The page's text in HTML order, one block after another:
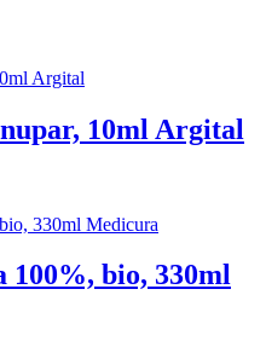
10ml Argital
100%, bio, 330ml